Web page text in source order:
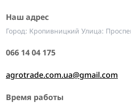
Наш адрес
Город: Кропивницкий Улица:
066 14 04 175
agrotrade.com.ua@gmail.com
Время работы